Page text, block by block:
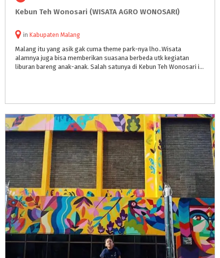
Kebun Teh Wonosari (WISATA AGRO WONOSARI)
in Kabupaten Malang
Malang itu yang asik gak cuma theme park-nya lho..Wisata
alamnya juga bisa memberikan suasana berbeda utk kegiatan
liburan bareng anak-anak. Salah satunya di Kebun Teh Wonosari ini.